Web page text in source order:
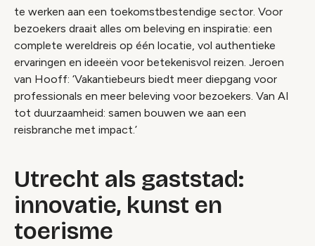
te werken aan een toekomstbestendige sector. Voor
bezoekers draait alles om beleving en inspiratie: een
complete wereldreis op één locatie, vol authentieke
ervaringen en ideeën voor betekenisvol reizen. Jeroen
van Hooff: ‘Vakantiebeurs biedt meer diepgang voor
professionals en meer beleving voor bezoekers. Van AI
tot duurzaamheid: samen bouwen we aan een
reisbranche met impact.’
Utrecht als gaststad:
innovatie, kunst en
toerisme